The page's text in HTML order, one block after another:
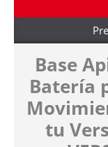
Base
Batería
tu